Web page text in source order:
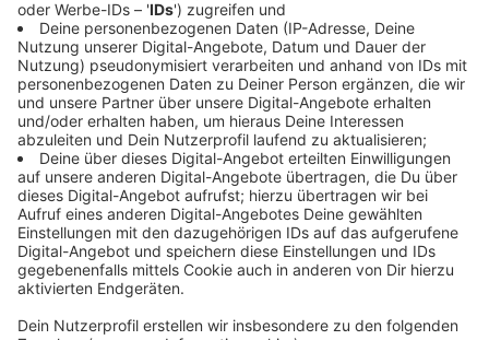
Auch Park- und Halteverbote unter Kontrolle
Anzeige
Mit täglich bis zu sechs Teams zeitgleich wollen sie
rund um die Leverkusener Schulen im Einsatz sein –
vor allem morgens vor Schulbeginn und unter anderem
mit mobilen Blitzern. Auch Park- und Halteverbote
wollen sie kontrollieren. Jetzt im Frühjahr, wo es
morgens noch dunkel ist, seien Schülerinnen und